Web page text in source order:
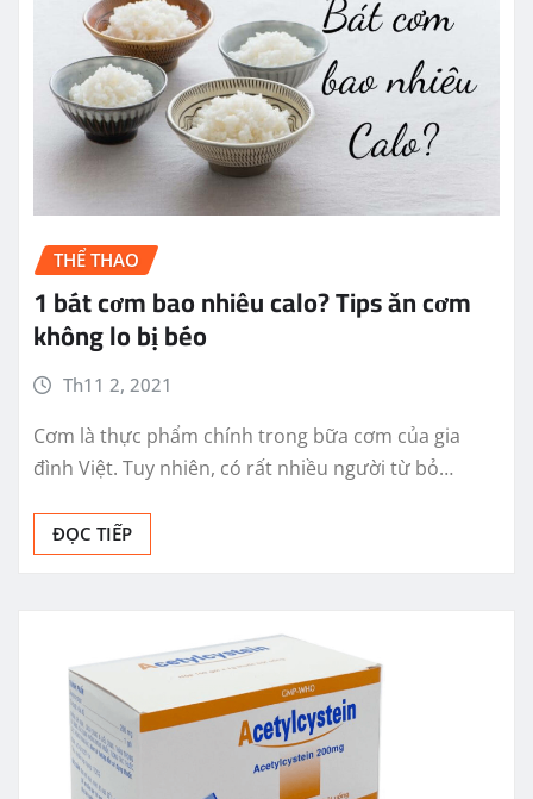
THỂ THAO
1 bát cơm bao nhiêu calo? Tips ăn cơm
không lo bị béo
Th11 2, 2021
Cơm là thực phẩm chính trong bữa cơm của gia
đình Việt. Tuy nhiên, có rất nhiều người từ bỏ…
ĐỌC TIẾP